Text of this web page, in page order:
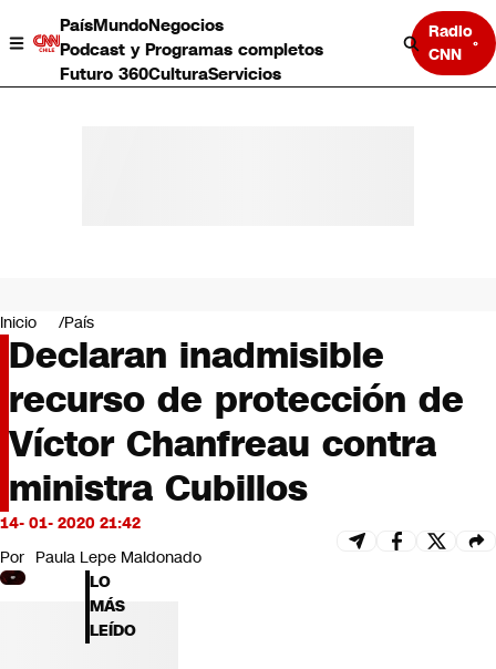
PaísMundoNegocios
Podcast y Programas completos
Futuro 360CulturaServicios
Radio
CNN
Negocios
Deportes
Programas completos
Cultura
Servicios
Bits
CNN tiempo
Futuro 360
Inicio País
Declaran inadmisible
recurso de protección de
Víctor Chanfreau contra
ministra Cubillos
14- 01- 2020 21:42
Por Paula Lepe Maldonado
LO
MÁS
LEÍDO